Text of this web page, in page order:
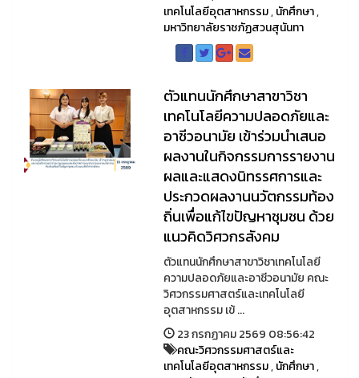
เทคโนโลยีอุตสาหกรรม,นักศึกษา,
มหาวิทยาลัยราชภัฏสวนสุนันทา
ตัวแทนนักศึกษาสาขาวิชา
เทคโนโลยีความปลอดภัยและ
อาชีวอนามัย เข้าร่วมนำเสนอ
ผลงานในกิจกรรมการรายงาน
ผลและแสดงนิทรรศการและ
ประกวดผลงานนวัตกรรมท้อง
ถิ่นเพื่อแก้ไขปัญหาชุมชน ด้วย
แนวคิดวิศวกรสังคม
ตัวแทนนักศึกษาสาขาวิชาเทคโนโลยี
ความปลอดภัยและอาชีวอนามัย คณะ
วิศวกรรมศาสตร์และเทคโนโลยี
อุตสาหกรรม เข้ ...
23 กรกฏาคม 2569 08:56:42
คณะวิศวกรรมศาสตร์และ
เทคโนโลยีอุตสาหกรรม,นักศึกษา,